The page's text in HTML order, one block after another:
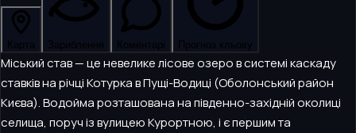
Карта Зариблення Коментарі Прогноз кльову
Міський став — це невелике лісове озеро в системі каскаду
ставків на річці Котурка в Пущі-Водиці (Оболонський район
Києва). Водойма розташована на південно-західній околиці
селища, поруч із вулицею Курортною, і є першим та